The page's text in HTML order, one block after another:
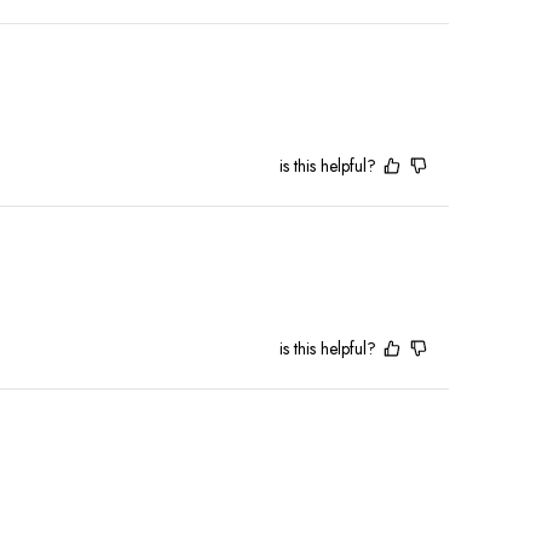
is this helpful?
is this helpful?